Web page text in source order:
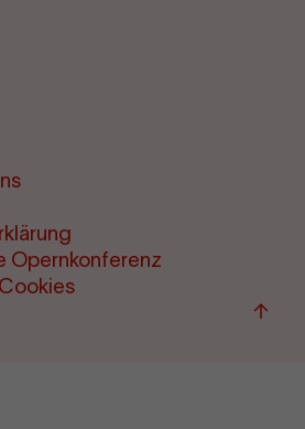
Opernkonferenz
Back